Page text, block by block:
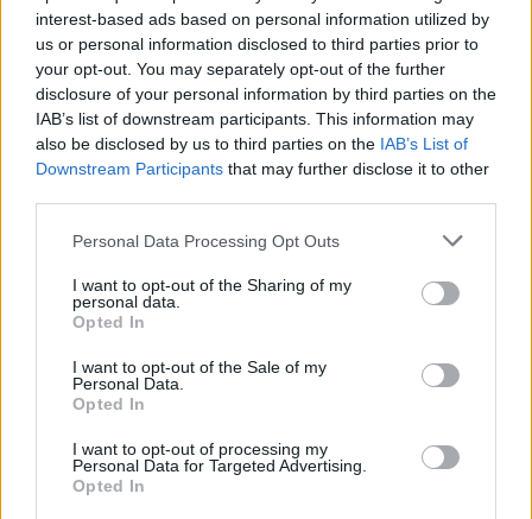
interest-based ads based on personal information utilized by
us or personal information disclosed to third parties prior to
your opt-out. You may separately opt-out of the further
disclosure of your personal information by third parties on the
IAB’s list of downstream participants. This information may
also be disclosed by us to third parties on the IAB’s List of
Downstream Participants that may further disclose it to other
Personal Data Processing Opt Outs
I want to opt-out of the Sharing of my
personal data.
Opted In
I want to opt-out of the Sale of my
Personal Data.
Opted In
I want to opt-out of processing my
Personal Data for Targeted Advertising.
Opted In
1967-1968
ES 35017 AULPGC / TN-F-F.1.3
Unidad documental
1967-1968
Parte de
Jesús Telo Núñez
1969
ES 35017 AULPGC / TN-F-F.1.4 Unidad documental
Parte deJesús Telo Núñez
Las fotografías están agrupadas por la siguiente temática
Judo
Judo Selección
Fotos varias
Festival Blume
II fase del VII Campeonatos Ejército del Aire (marzo 1969)
Esgrima, Congreso Mundial Educación Física (Strasburgo),
1970